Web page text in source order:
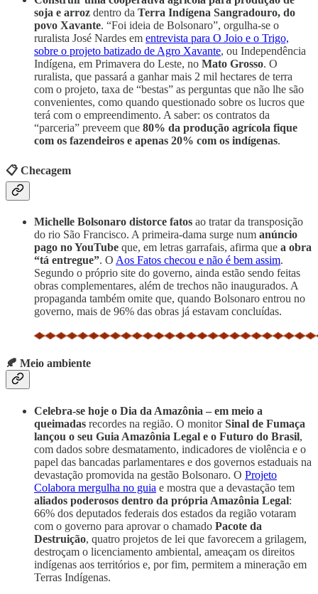
soja e arroz dentro da Terra Indígena Sangradouro, do
povo Xavante. “Foi ideia de Bolsonaro”, orgulha-se o
ruralista José Nardes em entrevista para O Joio e o Trigo,
sobre o projeto batizado de Agro Xavante, ou Independência
Indígena, em Primavera do Leste, no Mato Grosso. O
ruralista, que passará a ganhar mais 2 mil hectares de terra
com o projeto, taxa de “bestas” as perguntas que não lhe são
convenientes, como quando questionado sobre os lucros que
terá com o empreendimento. A saber: os contratos da
“parceria” preveem que 80% da produção agrícola fique
com os fazendeiros e apenas 20% com os indígenas.
📋 Checagem
Michelle Bolsonaro distorce fatos ao tratar da transposição
do rio São Francisco. A primeira-dama surge num anúncio
pago no YouTube que, em letras garrafais, afirma que a obra
“tá entregue”. O Aos Fatos checou e não é bem assim.
Segundo o próprio site do governo, ainda estão sendo feitas
obras complementares, além de trechos não inaugurados. A
propaganda também omite que, quando Bolsonaro entrou no
governo, mais de 96% das obras já estavam concluídas.
🍂 Meio ambiente
Celebra-se hoje o Dia da Amazônia – em meio a
queimadas recordes na região. O monitorSinal de Fumaça
lançou o seu Guia Amazônia Legal e o Futuro do Brasil,
com dados sobre desmatamento, indicadores de violência e o
papel das bancadas parlamentares e dos governos estaduais na
devastação promovida na gestão Bolsonaro. O Projeto
Colabora mergulha no guia e mostra que a devastação tem
aliados poderosos dentro da própria Amazônia Legal:
66% dos deputados federais dos estados da região votaram
com o governo para aprovar o chamado Pacote da
Destruição, quatro projetos de lei que favorecem a grilagem,
destroçam o licenciamento ambiental, ameaçam os direitos
indígenas aos territórios e, por fim, permitem a mineração em
Terras Indígenas.